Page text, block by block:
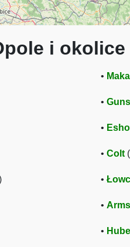
i okolice
•
•
•
• Colt
•
• Arms
•